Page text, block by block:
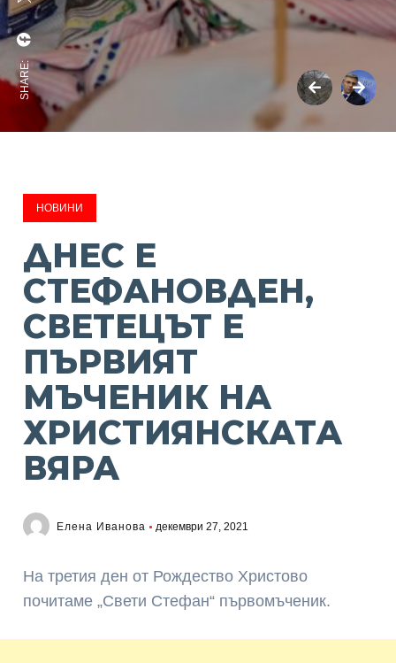
SHARE:
НОВИНИ
ДНЕС Е
СТЕФАНОВДЕН,
СВЕТЕЦЪТ Е
ПЪРВИЯТ
МЪЧЕНИК НА
ХРИСТИЯНСКАТА
ВЯРА
Елена Иванова декември 27, 2021
На третия ден от Рождество Христово
почитаме „Свети Стефан“ първомъченик.